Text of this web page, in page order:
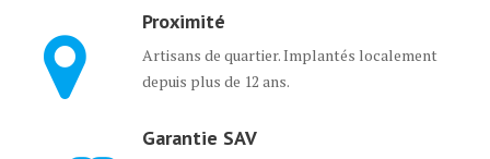
Proximité
Artisans de quartier. Implantés localement
depuis plus de 12 ans.
Garantie SAV